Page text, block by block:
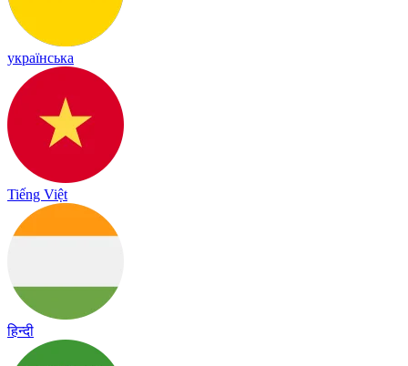
українська
Tiếng Việt
हिन्दी